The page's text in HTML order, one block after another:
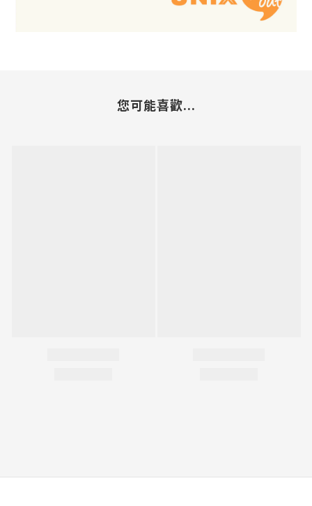
您可能喜歡...